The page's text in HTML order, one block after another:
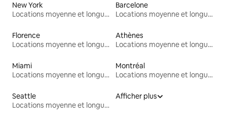
New York
Locations moyenne et longue durée
Barcelone
Locations moyenne et longue durée
Florence
Locations moyenne et longue durée
Athènes
Locations moyenne et longue durée
Miami
Locations moyenne et longue durée
Montréal
Locations moyenne et longue durée
Seattle
Locations moyenne et longue durée
Afficher plus